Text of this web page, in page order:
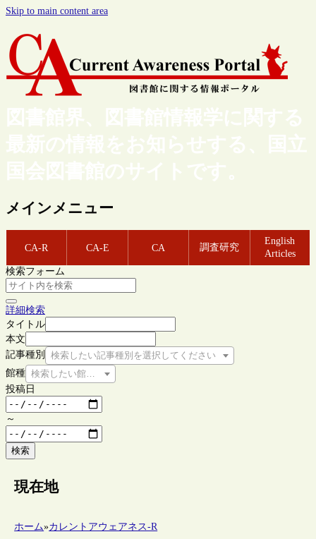
Skip to main content area
図書館界、図書館情報学に関する
最新の情報をお知らせする、国立
国会図書館のサイトです。
メインメニュー
CA-R CA-E CA 調査研究
English
Articles
検索フォーム
詳細検索
タイトル
本文
記事種別
検索したい記事種別を選択してください
館種 検索したい館種を選択してください
投稿日
～
検索
現在地
ホーム»カレントアウェアネス-R